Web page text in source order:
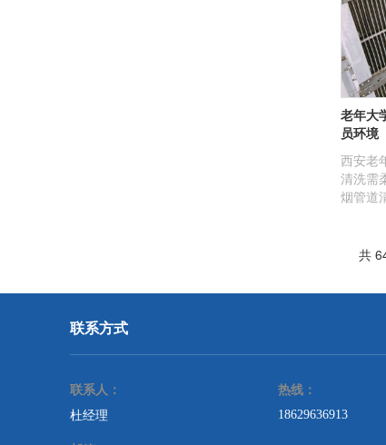
老年大
员环境
西安老
清洗需
烟管道
共
联系方式
联系人：
杜经理
热线：
18629636913